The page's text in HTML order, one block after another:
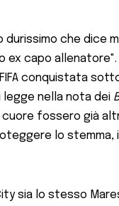
che dice
capo
conquistata
nella nota dei
fossero già
lo stemma,
sia lo stesso